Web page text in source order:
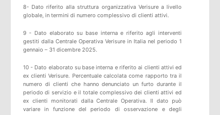
8- Dato riferito alla struttura organizzativa Verisure a livello
globale, in termini di numero complessivo di clienti attivi.
9 - Dato elaborato su base interna e riferito agli interventi
gestiti dalla Centrale Operativa Verisure in Italia nel periodo 1
gennaio – 31 dicembre 2025.
10 - Dato elaborato su base interna e riferito ai clienti attivi ed
ex clienti Verisure. Percentuale calcolata come rapporto tra il
numero di clienti che hanno denunciato un furto durante il
periodo di servizio e il totale complessivo dei clienti attivi ed
ex clienti monitorati dalla Centrale Operativa. Il dato può
variare in funzione del periodo di osservazione e degli